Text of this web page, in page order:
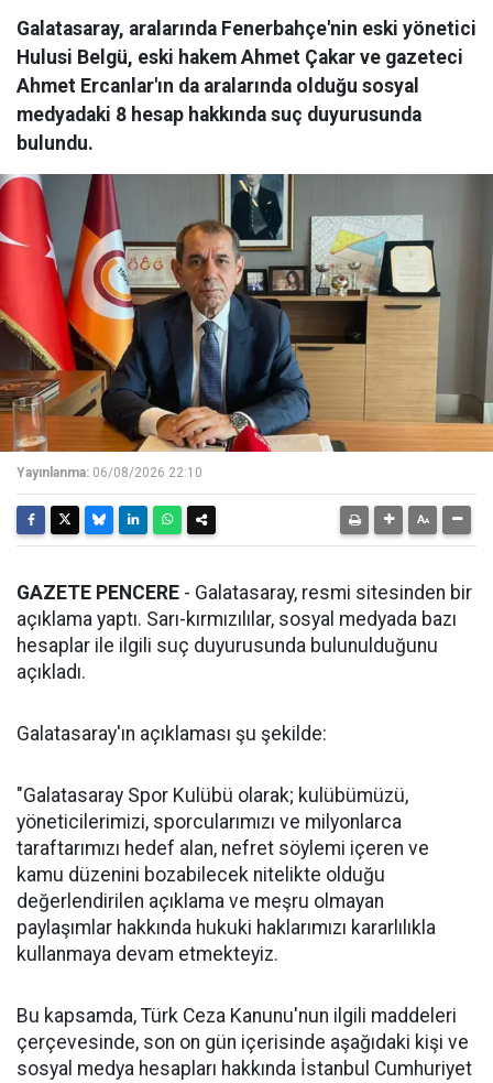
Galatasaray, aralarında Fenerbahçe'nin eski yönetici
Hulusi Belgü, eski hakem Ahmet Çakar ve gazeteci
Ahmet Ercanlar'ın da aralarında olduğu sosyal
medyadaki 8 hesap hakkında suç duyurusunda
bulundu.
Yayınlanma: 06/08/2026 22:10
GAZETE PENCERE - Galatasaray, resmi sitesinden bir
açıklama yaptı. Sarı-kırmızılılar, sosyal medyada bazı
hesaplar ile ilgili suç duyurusunda bulunulduğunu
açıkladı.
Galatasaray'ın açıklaması şu şekilde:
"Galatasaray Spor Kulübü olarak; kulübümüzü,
yöneticilerimizi, sporcularımızı ve milyonlarca
taraftarımızı hedef alan, nefret söylemi içeren ve
kamu düzenini bozabilecek nitelikte olduğu
değerlendirilen açıklama ve meşru olmayan
paylaşımlar hakkında hukuki haklarımızı kararlılıkla
kullanmaya devam etmekteyiz.
Bu kapsamda, Türk Ceza Kanunu'nun ilgili maddeleri
çerçevesinde, son on gün içerisinde aşağıdaki kişi ve
sosyal medya hesapları hakkında İstanbul Cumhuriyet